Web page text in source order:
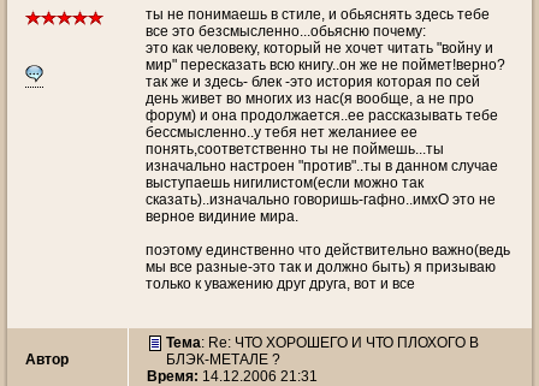
ты не понимаешь в стиле, и обьяснять здесь тебе
все это безсмысленно...обьясню почему:
это как человеку, который не хочет читать "войну и
мир" пересказать всю книгу..он же не поймет!верно?
так же и здесь- блек -это история которая по сей
день живет во многих из нас(я вообще, а не про
форум) и она продолжается..ее рассказывать тебе
бессмысленно..у тебя нет желаниее ее
понять,соответственно ты не поймешь...ты
изначально настроен "против"..ты в данном случае
выступаешь нигилистом(если можно так
сказать)..изначально говоришь-гафно..имхО это не
верное видиние мира.
поэтому единственно что действительно важно(ведь
мы все разные-это так и должно быть) я призываю
только к уважению друг друга, вот и все
Автор
Тема: Re: ЧТО ХОРОШЕГО И ЧТО ПЛОХОГО В
БЛЭК-МЕТАЛЕ ?
Время: 14.12.2006 21:31